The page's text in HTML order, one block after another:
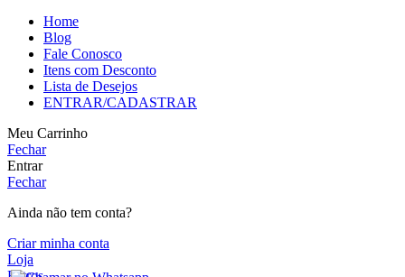
Home
Blog
Fale Conosco
Itens com Desconto
Lista de Desejos
ENTRAR/CADASTRAR
Meu Carrinho
Fechar
Entrar
Fechar
Ainda não tem conta?
Criar minha conta
Loja